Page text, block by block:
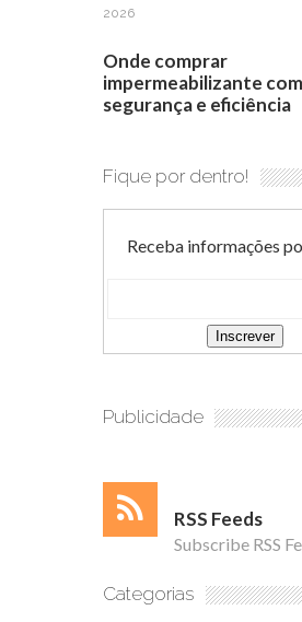
2026
Onde comprar
impermeabilizante com
segurança e eficiência
Fique por dentro!
Receba informações
Publicidade
RSS Feeds
Subscribe RSS
Categorias